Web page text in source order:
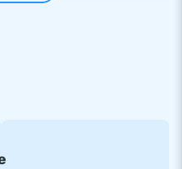
en een duidelijke